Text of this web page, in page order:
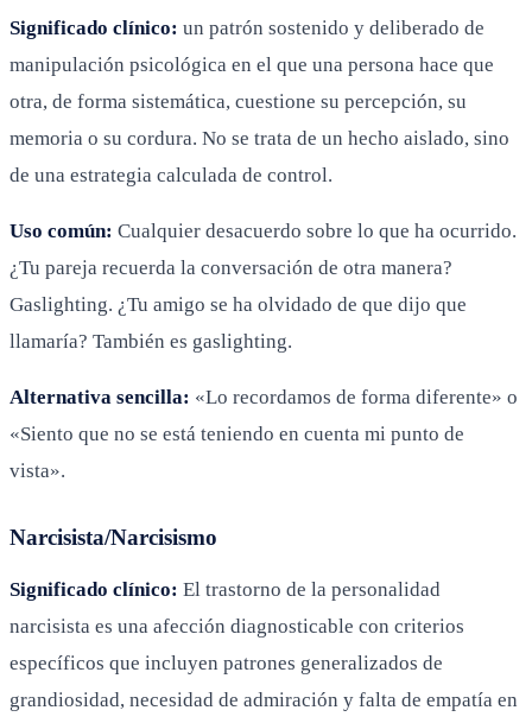
Significado clínico: un patrón sostenido y deliberado de
manipulación psicológica en el que una persona hace que
otra, de forma sistemática, cuestione su percepción, su
memoria o su cordura. No se trata de un hecho aislado, sino
de una estrategia calculada de control.
Uso común: Cualquier desacuerdo sobre lo que ha ocurrido.
¿Tu pareja recuerda la conversación de otra manera?
Gaslighting. ¿Tu amigo se ha olvidado de que dijo que
llamaría? También es gaslighting.
Alternativa sencilla: «Lo recordamos de forma diferente» o
«Siento que no se está teniendo en cuenta mi punto de
vista».
Narcisista/Narcisismo
Significado clínico: El trastorno de la personalidad
narcisista es una afección diagnosticable con criterios
específicos que incluyen patrones generalizados de
grandiosidad, necesidad de admiración y falta de empatía en